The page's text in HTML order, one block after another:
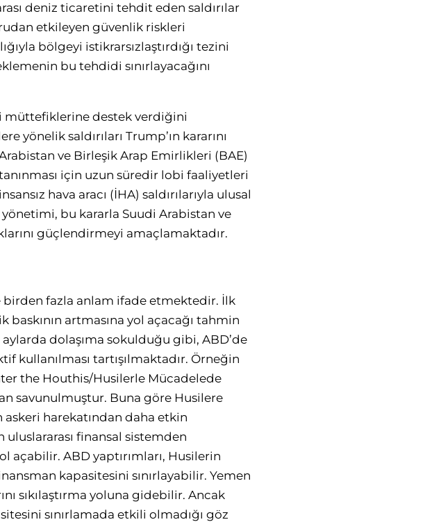
deniz ticaretini tehdit eden saldırılar
etkileyen güvenlik riskleri
bölgeyi istikrarsızlaştırdığı tezini
bu tehdidi sınırlayacağını
müttefiklerine destek verdiğini
saldırıları Trump’ın kararını
ve Birleşik Arap Emirlikleri (BAE)
için uzun süredir lobi faaliyetleri
hava aracı (İHA) saldırılarıyla ulusal
bu kararla Suudi Arabistan ve
güçlendirmeyi amaçlamaktadır.
birden fazla anlam ifade etmektedir. İlk
artmasına yol açacağı tahmin
dolaşıma sokulduğu gibi, ABD’de
kullanılması tartışılmaktadır. Örneğin
the Houthis/Husilerle Mücadelede
savunulmuştur. Buna göre Husilere
askeri harekatından daha etkin
uluslararası finansal sistemden
açabilir. ABD yaptırımları, Husilerin
kapasitesini sınırlayabilir. Yemen
sıkılaştırma yoluna gidebilir. Ancak
sınırlamada etkili olmadığı göz